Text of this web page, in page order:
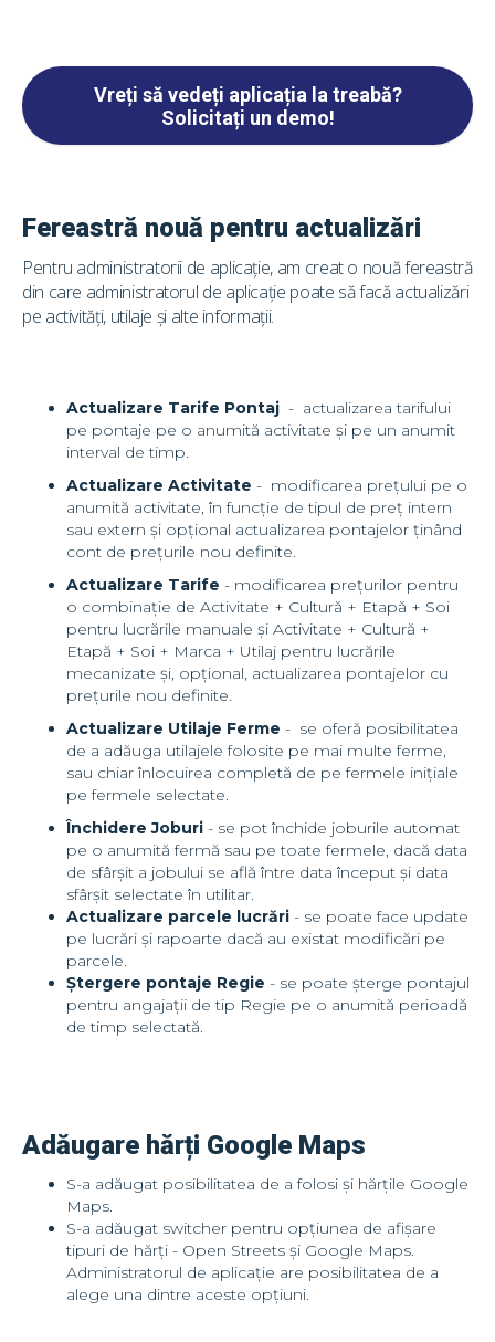
Vreți să vedeți aplicația la treabă?
Solicitați un demo!
Fereastră nouă pentru actualizări
Pentru administratorii de aplicație, am creat o nouă fereastră
din care administratorul de aplicație poate să facă actualizări
pe activități, utilaje și alte informații.
Actualizare Tarife Pontaj - actualizarea tarifului
pe pontaje pe o anumită activitate și pe un anumit
interval de timp.
Actualizare Activitate - modificarea prețului pe o
anumită activitate, în funcție de tipul de preț intern
sau extern și opțional actualizarea pontajelor ținând
cont de prețurile nou definite.
Actualizare Tarife - modificarea prețurilor pentru
o combinație de Activitate + Cultură + Etapă + Soi
pentru lucrările manuale și Activitate + Cultură +
Etapă + Soi + Marca + Utilaj pentru lucrările
mecanizate și, opțional, actualizarea pontajelor cu
prețurile nou definite.
Actualizare Utilaje Ferme - se oferă posibilitatea
de a adăuga utilajele folosite pe mai multe ferme,
sau chiar înlocuirea completă de pe fermele inițiale
pe fermele selectate.
Închidere Joburi - se pot închide joburile automat
pe o anumită fermă sau pe toate fermele, dacă data
de sfârșit a jobului se află între data început și data
sfârșit selectate în utilitar.
Actualizare parcele lucrări - se poate face update
pe lucrări și rapoarte dacă au existat modificări pe
parcele.
Ștergere pontaje Regie - se poate șterge pontajul
pentru angajații de tip Regie pe o anumită perioadă
de timp selectată.
Adăugare hărți Google Maps
S-a adăugat posibilitatea de a folosi și hărțile Google
Maps.
S-a adăugat switcher pentru opțiunea de afișare
tipuri de hărți - Open Streets și Google Maps.
Administratorul de aplicație are posibilitatea de a
alege una dintre aceste opțiuni.